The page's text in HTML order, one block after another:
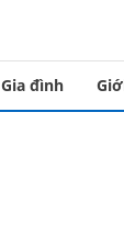
Gia đình